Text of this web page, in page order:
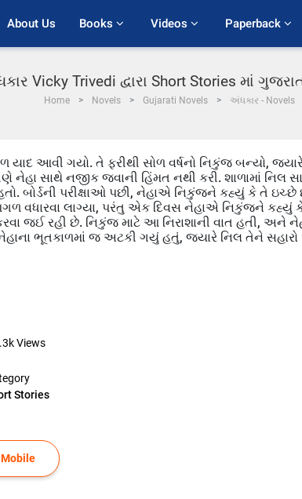
About Us Books Videos Paperback
Vicky Trivedi દ્વારા Short Stories માં
Home Novels Gujarati Novels અંધકાર - Novels
આવી ગયો. તે ફરીથી સોળ વર્ષનો નિકુંજ બન્યો,
નેહા સાથે નજીક જવાની હિંમત નથી કરી. શાળામાં નિલ
બોર્ડની પરીક્ષાઓ પછી, નેહાએ નિકુંજને કહ્યું કે તે
વધારવા લાગ્યા, પરંતુ એક દિવસ નેહાએ નિકુંજને કહ્યું
જઈ રહી છે. નિકુંજ માટે આ નિરાશાની વાત હતી, અને
ભૂતકાળમાં જ અટકી ગયું હતું, જ્યારે નિલ તેને
Views
Stories